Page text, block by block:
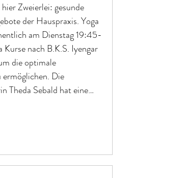
Zweierlei: gesunde
der Hauspraxis. Yoga
am Dienstag 19:45-
nach B.K.S. Iyengar
die optimale
Die
Theda Sebald hat eine